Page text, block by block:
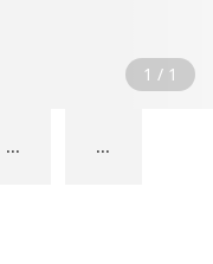
1 / 1
... ...